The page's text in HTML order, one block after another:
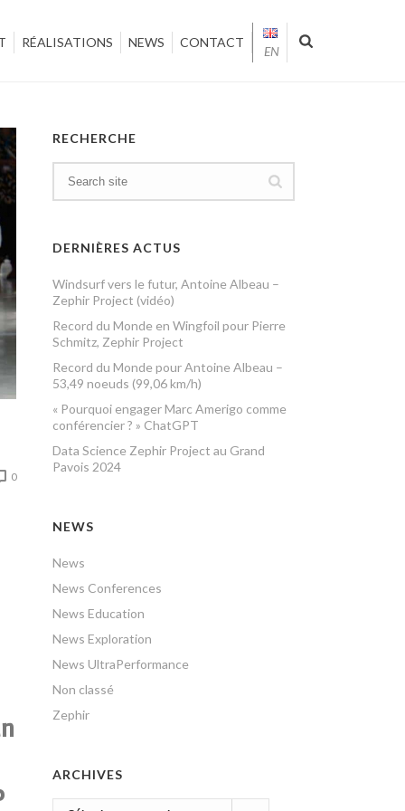
RÉALISATIONS NEWS CONTACT
EN
0
RECHERCHE
DERNIÈRES ACTUS
Windsurf vers le futur, Antoine Albeau –
Zephir Project (vidéo)
Record du Monde en Wingfoil pour Pierre
Schmitz, Zephir Project
Record du Monde pour Antoine Albeau –
53,49 noeuds (99,06 km/h)
« Pourquoi engager Marc Amerigo comme
conférencier ? » ChatGPT
Data Science Zephir Project au Grand
Pavois 2024
NEWS
News
News Conferences
News Education
News Exploration
News UltraPerformance
Non classé
Zephir
ARCHIVES
Archives